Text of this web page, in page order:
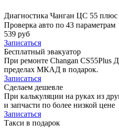
Диагностика Чанган ЦС 55 плюс
Проверка авто по 43 параметрам
539 руб
Записаться
Бесплатный эвакуатор
При ремонте Changan CS55Plus
пределах МКАД в подарок.
Записаться
Сделаем дешевле
При калькуляции на руках из
и запчасти по более низкой цене
Записаться
Такси в подарок